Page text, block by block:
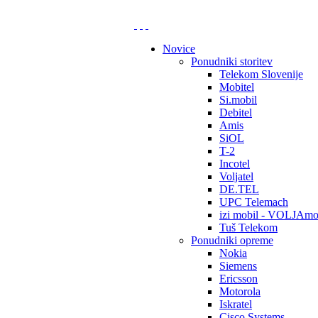
Novice
Ponudniki storitev
Telekom Slovenije
Mobitel
Si.mobil
Debitel
Amis
SiOL
T-2
Incotel
Voljatel
DE.TEL
UPC Telemach
izi mobil -
Tuš Telekom
Ponudniki opreme
Nokia
Siemens
Ericsson
Motorola
Iskratel